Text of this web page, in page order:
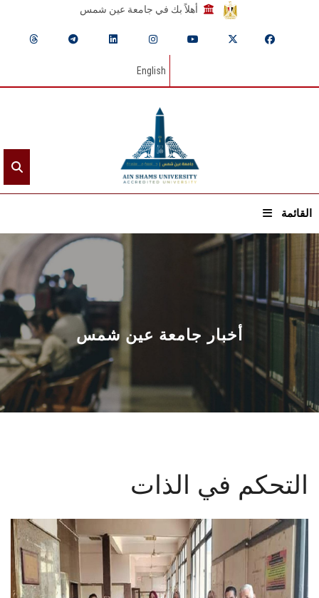
أهلاً بك في جامعة عين شمس
English
القائمة
الرئيسيـة
عن الجامعة
القطاعـات
الشئون الأكاديمية
البحث العلمي
الأنظمة الذكية
الإعلام
أخبار جامعة عين شمس
التحكم في الذات